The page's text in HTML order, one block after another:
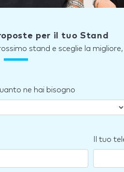
per il tuo Stand
stand e sceglie la
ne hai bisogno
Il tuo